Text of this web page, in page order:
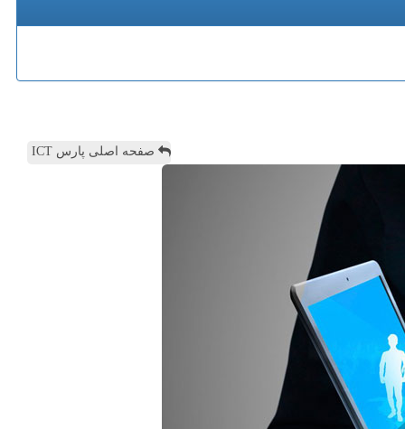
صفحه اصلی پارس ICT